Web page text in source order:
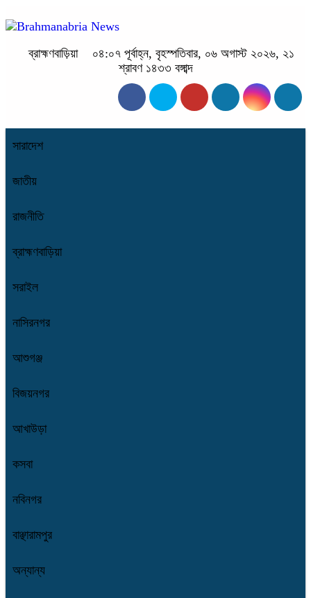
ব্রাহ্মণবাড়িয়া
০৪:০৭ পূর্বাহ্ন, বৃহস্পতিবার, ০৬ অগাস্ট ২০২৬, ২১
শ্রাবণ ১৪৩৩ বঙ্গাব্দ
সারাদেশ
জাতীয়
রাজনীতি
ব্রাহ্মণবাড়িয়া
সরাইল
নাসিরনগর
আশুগঞ্জ
বিজয়নগর
আখাউড়া
কসবা
নবিনগর
বাঞ্ছারামপুর
অন্যান্য